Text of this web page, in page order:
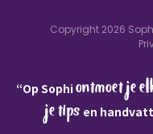
Copyright 2026
“Op Sophiontmoet je
je tips en